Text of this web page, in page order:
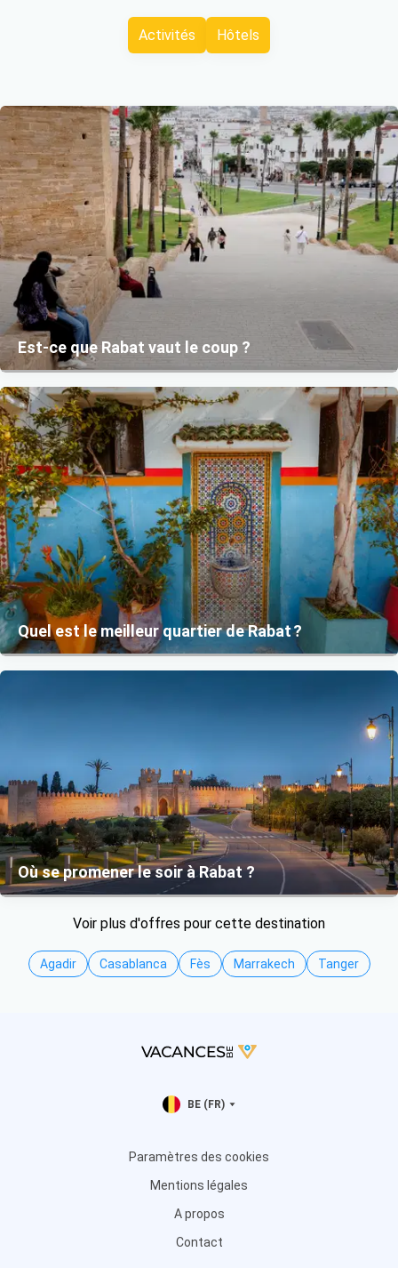
Activités Hôtels
Est-ce que Rabat vaut le coup ?
Quel est le meilleur quartier de Rabat ?
Où se promener le soir à Rabat ?
Voir plus d'offres pour cette destination
Agadir Casablanca Fès Marrakech Tanger
BE (FR)
Paramètres des cookies
Mentions légales
A propos
Contact